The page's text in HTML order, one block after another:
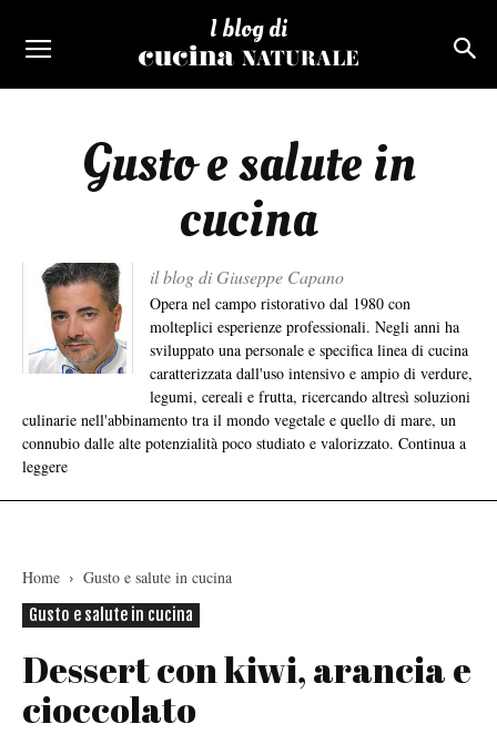
I blog di
Gusto e salute in
cucina
il blog di Giuseppe Capano
Opera nel campo ristorativo dal 1980 con
molteplici esperienze professionali. Negli anni ha
sviluppato una personale e specifica linea di cucina
caratterizzata dall'uso intensivo e ampio di verdure,
legumi, cereali e frutta, ricercando altresì soluzioni
culinarie nell'abbinamento tra il mondo vegetale e quello di mare, un
connubio dalle alte potenzialità poco studiato e valorizzato. Continua a
leggere
Home
Gusto e salute in cucina
Gusto e salute in cucina
Dessert con kiwi, arancia e
cioccolato